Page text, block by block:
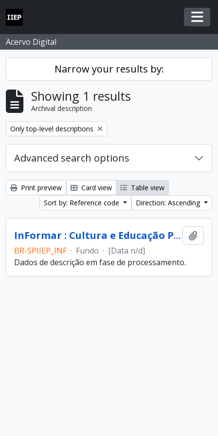
Skip to main content
Acervo Digital
Narrow your results by:
Showing 1 results
Archival description
Remove filter:
Only top-level descriptions
Advanced search options
Print preview Card view
Table view
Sort by: Reference code
Direction: Ascending
InFormar : Cultura e Educação Popular (entidade)
BR-SPIIEP_INF · Fundo · [Data n/d]
Dados de descrição em fase de processamento.